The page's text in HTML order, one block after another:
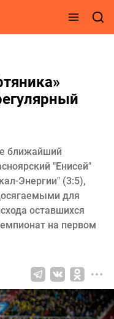
ближайший
"Енисей"
Энергии" (3:5),
для
оставшихся
на первом